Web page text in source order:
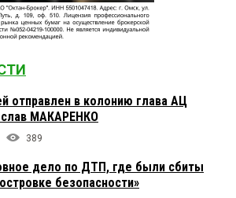
отправлен в колонию глава АЦ
МАКАРЕНКО
389
дело по ДТП, где были сбиты
безопасности»